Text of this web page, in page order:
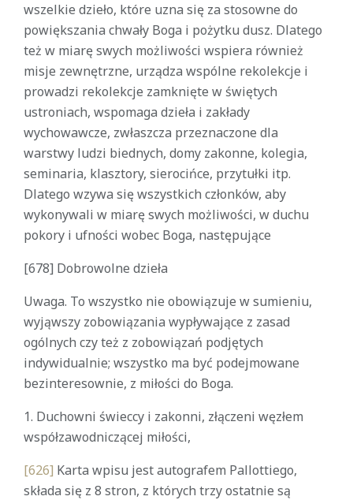
wszelkie dzieło, które uzna się za stosowne do
powiększania chwały Boga i pożytku dusz. Dlatego
też w miarę swych możliwości wspiera również
misje zewnętrzne, urządza wspólne rekolekcje i
prowadzi rekolekcje zamknięte w świętych
ustroniach, wspomaga dzieła i zakłady
wychowawcze, zwłaszcza przeznaczone dla
warstwy ludzi biednych, domy zakonne, kolegia,
seminaria, klasztory, sierocińce, przytułki itp.
Dlatego wzywa się wszystkich członków, aby
wykonywali w miarę swych możliwości, w duchu
pokory i ufności wobec Boga, następujące
[678] Dobrowolne dzieła
Uwaga. To wszystko nie obowiązuje w sumieniu,
wyjąwszy zobowiązania wypływające z zasad
ogólnych czy też z zobowiązań podjętych
indywidualnie; wszystko ma być podejmowane
bezinteresownie, z miłości do Boga.
1. Duchowni świeccy i zakonni, złączeni węzłem
współzawodniczącej miłości,
[626] Karta wpisu jest autografem Pallottiego,
składa się z 8 stron, z których trzy ostatnie są